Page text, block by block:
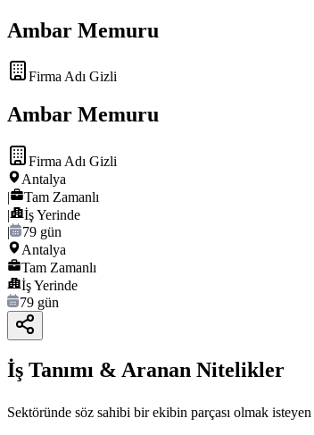
Ambar Memuru
Firma Adı Gizli
Ambar Memuru
Firma Adı Gizli
Antalya
|
Tam Zamanlı
|
İş Yerinde
|
79 gün
Antalya
Tam Zamanlı
İş Yerinde
79 gün
İş Tanımı & Aranan Nitelikler
Sektöründe söz sahibi bir ekibin parçası olmak